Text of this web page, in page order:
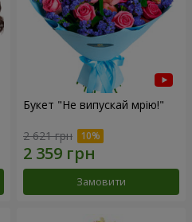
Букет "Не випускай мрію!"
2 621 грн
Замовити